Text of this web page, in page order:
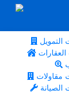
مقاولات